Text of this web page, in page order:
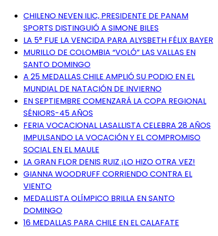
CHILENO NEVEN ILIC, PRESIDENTE DE PANAM
SPORTS DISTINGUIÓ A SIMONE BILES
LA 5° FUE LA VENCIDA PARA ALYSBETH FÉLIX BAYER
MURILLO DE COLOMBIA “VOLÓ” LAS VALLAS EN
SANTO DOMINGO
A 25 MEDALLAS CHILE AMPLIÓ SU PODIO EN EL
MUNDIAL DE NATACIÓN DE INVIERNO
EN SEPTIEMBRE COMENZARÁ LA COPA REGIONAL
SÉNIORS-45 AÑOS
FERIA VOCACIONAL LASALLISTA CELEBRA 28 AÑOS
IMPULSANDO LA VOCACIÓN Y EL COMPROMISO
SOCIAL EN EL MAULE
LA GRAN FLOR DENIS RUIZ ¡LO HIZO OTRA VEZ!
GIANNA WOODRUFF CORRIENDO CONTRA EL
VIENTO
MEDALLISTA OLÍMPICO BRILLA EN SANTO
DOMINGO
16 MEDALLAS PARA CHILE EN EL CALAFATE